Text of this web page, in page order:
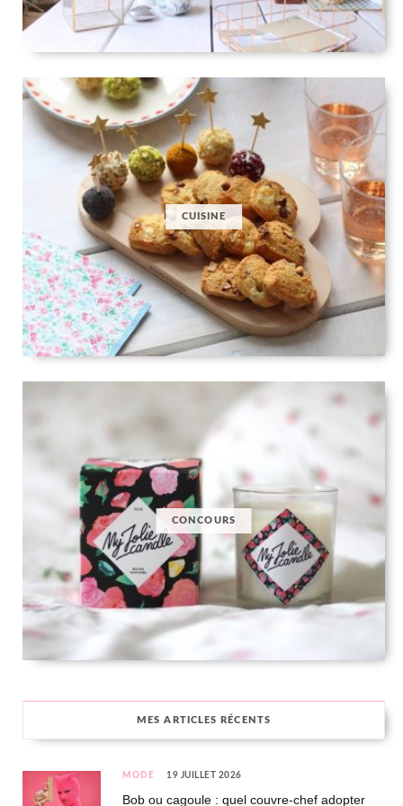
CUISINE
CONCOURS
MES ARTICLES RÉCENTS
MODE 19 JUILLET 2026
Bob ou cagoule : quel couvre-chef adopter